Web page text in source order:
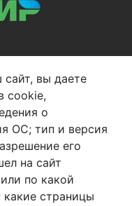
вы даете
cookie,
о
ОС; тип и версия
его
на сайт
по какой
страницы